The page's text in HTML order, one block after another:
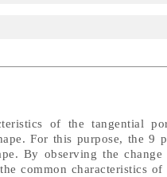
of the tangential
For this purpose, the
By observing the
common characteristics